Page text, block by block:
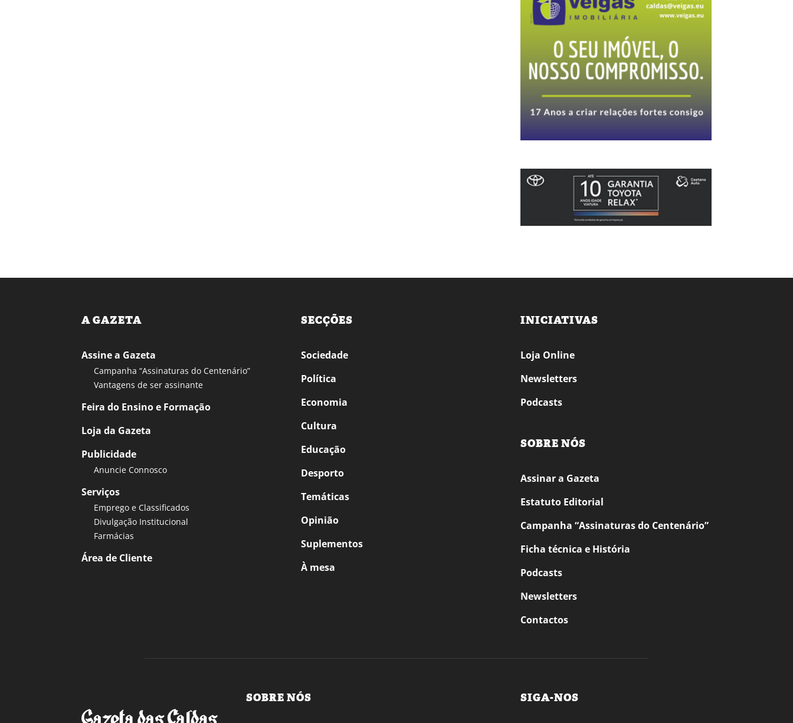
A GAZETA
Assine a Gazeta
Campanha “Assinaturas do Centenário”
Vantagens de ser assinante
Feira do Ensino e Formação
Loja da Gazeta
Publicidade
Anuncie Connosco
Serviços
Emprego e Classificados
Divulgação Institucional
Farmácias
Área de Cliente
SECÇÕES
Sociedade
Política
Economia
Cultura
Educação
Desporto
Temáticas
Opinião
Suplementos
À mesa
INICIATIVAS
Loja Online
Newsletters
Podcasts
SOBRE NÓS
Assinar a Gazeta
Estatuto Editorial
Campanha “Assinaturas do Centenário”
Ficha técnica e História
Podcasts
Newsletters
Contactos
SOBRE NÓS SIGA-NOS